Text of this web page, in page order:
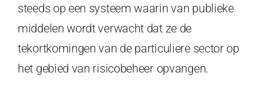
steeds op een systeem waarin van publieke
middelen wordt verwacht dat ze de
tekortkomingen van de particuliere sector op
het gebied van risicobeheer opvangen.